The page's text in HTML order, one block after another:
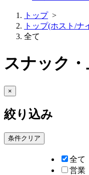
トップ >
トップ(ホスト/ナ
全て
スナック
×
絞り込み
条件クリア
全て
営業